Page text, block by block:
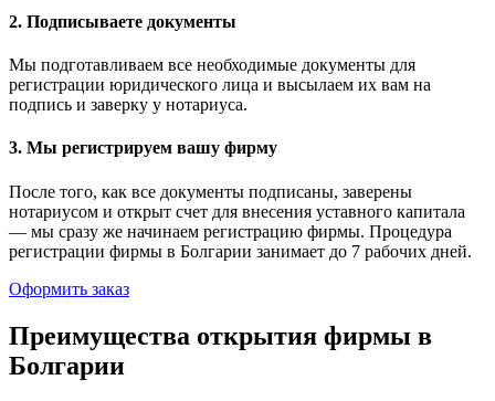
2. Подписываете документы
Мы подготавливаем все необходимые документы для
регистрации юридического лица и высылаем их вам на
подпись и заверку у нотариуса.
3. Мы регистрируем вашу фирму
После того, как все документы подписаны, заверены
нотариусом и открыт счет для внесения уставного капитала
— мы сразу же начинаем регистрацию фирмы. Процедура
регистрации фирмы в Болгарии занимает до 7 рабочих дней.
Оформить заказ
Преимущества открытия фирмы в
Болгарии